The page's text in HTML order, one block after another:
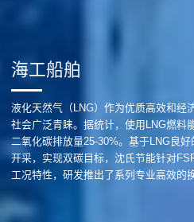
海工船舶
液化天然气（LNG）作为优质高效和经
社会广泛青睐。据统计，使用LNG燃料
二氧化碳排放量25-30%。基于LNG良
开采，实现双碳目标，沈氏节能针对
工况特性，研发推出了系列专业高效的